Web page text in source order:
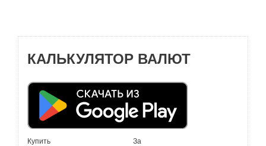
КАЛЬКУЛЯТОР ВАЛЮТ
Купить За